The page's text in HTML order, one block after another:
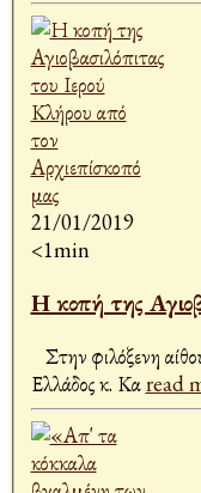
21/01/2019
<1min
Η κοπή της
Στην φιλόξενη
Ελλάδος κ. Καread